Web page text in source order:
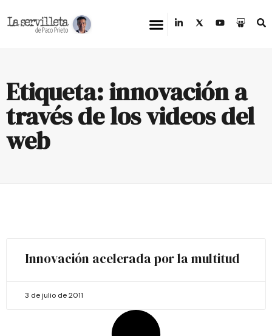
Etiqueta: innovación a
través de los videos del
web
Innovación acelerada por la multitud
3 de julio de 2011